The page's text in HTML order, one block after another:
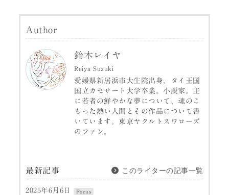
Author
鈴木レイヤ
Reiya Suzuki
愛媛県新居浜市大生院出身、タイ王国
国立カセサート大学卒業。小説家。主
に若者の鮮やかな夢について、魂のこ
もった熱い人間とその作品について書
いています。東京ヤクルトスワローズ
のファン。
最新記事 このライターの記事一覧
2025年6月6日 Focus